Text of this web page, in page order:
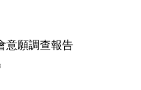
意願調查報告